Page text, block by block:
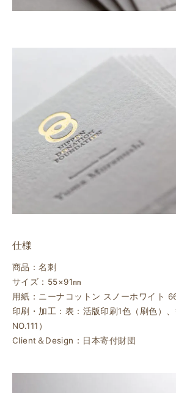
仕様
商品：名刺
サイズ：55×91㎜
用紙：ニーナコットン スノーホワイト
印刷・加工：表：活版印刷1色（刷色）
NO.111）
Client＆Design：日本寄付財団